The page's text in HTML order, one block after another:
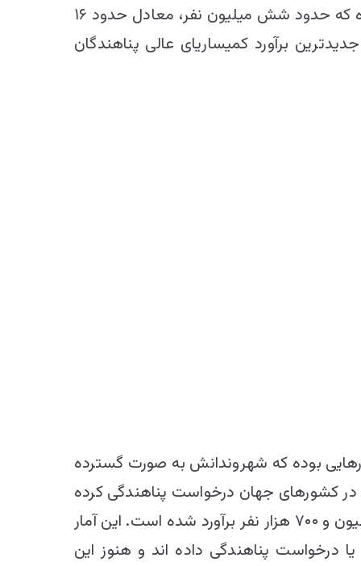
های خود رانده شده و در مکانی دیگر در داخل کشور زندگی می‌کنند. یعنی شرایط افغانستان باعث شده که حدود شش میلیون نفر، معادل حدود ۱۶
برآورد کمیساریای عالی پناهندگان
بوده که شهروندانش به صورت گسترده
در پایان سال ۲۰۱۹ میلادی (زمستان ۱۳۹۸هـ.ش) حدود ۲۵۱ هزار افغان در کشورهای جهان درخواست پناهندگی کرده
بودند. همچنین در این سال، شمار افغان‌هایی که در سراسر جهان وضعیت پناهندگی داشته ‌اند، دو میلیون و ۷۰۰ هزار نفر برآورد شده است. این آمار
پناهندگی داده‌ اند و هنوز این